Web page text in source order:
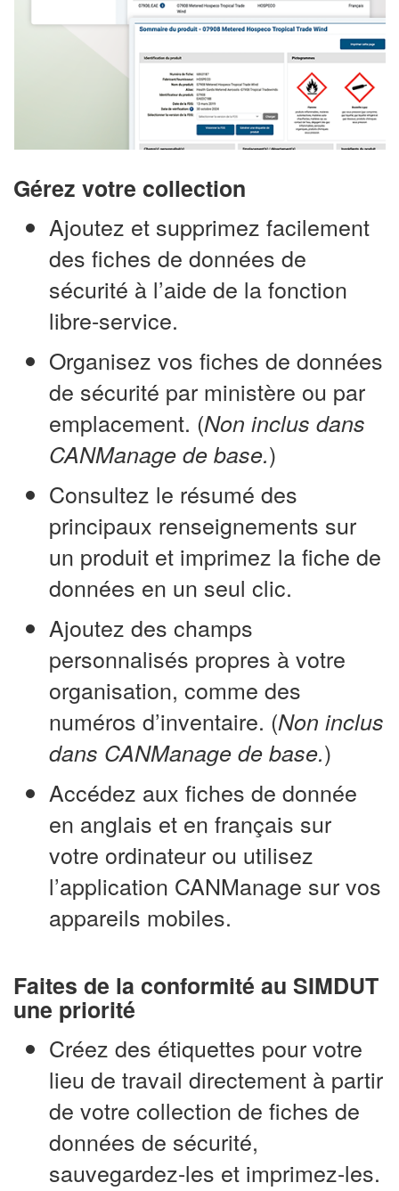
Gérez votre collection
Ajoutez et supprimez facilement
des fiches de données de
sécurité à l’aide de la fonction
libre-service.
Organisez vos fiches de données
de sécurité par ministère ou par
emplacement. (Non inclus dans
CANManage de base.)
Consultez le résumé des
principaux renseignements sur
un produit et imprimez la fiche de
données en un seul clic.
Ajoutez des champs
personnalisés propres à votre
organisation, comme des
numéros d’inventaire. (Non inclus
dans CANManage de base.)
Accédez aux fiches de donnée
en anglais et en français sur
votre ordinateur ou utilisez
l’application CANManage sur vos
appareils mobiles.
Faites de la conformité au SIMDUT
une priorité
Créez des étiquettes pour votre
lieu de travail directement à partir
de votre collection de fiches de
données de sécurité,
sauvegardez-les et imprimez-les.